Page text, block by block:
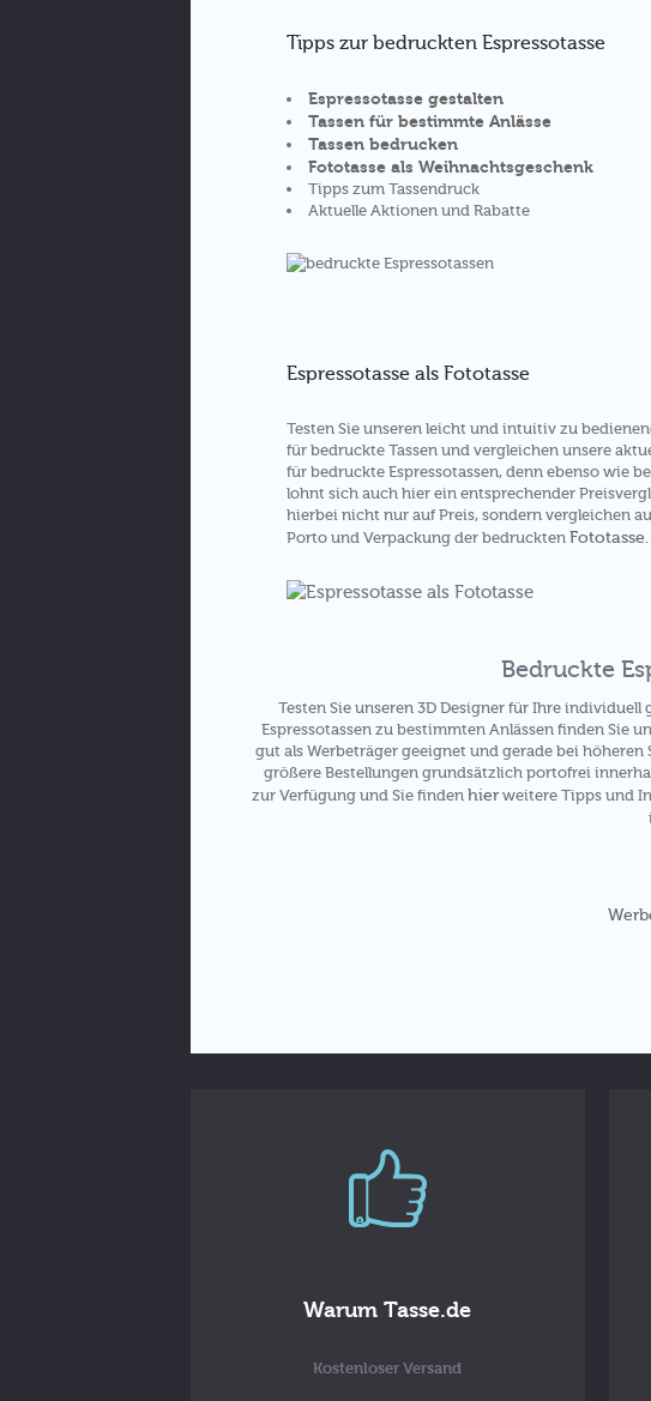
Tipps zur bedruckten Espressotasse
Espressotasse gestalten
Tassen für bestimmte Anlässe
Tassen bedrucken
Fototasse als Weihnachtsgeschenk
Tipps zum Tassendruck
Aktuelle Aktionen und Rabatte
Espressotasse als Fototasse
Testen Sie unseren leicht und intuitiv zu
für bedruckte Tassen und vergleichen unsere
für bedruckte Espressotassen, denn ebenso wie
lohnt sich auch hier ein entsprechender
hierbei nicht nur auf Preis, sondern vergleichen
Porto und Verpackung der bedruckten Fototasse
Bedruckte
Testen Sie unseren 3D Designer für Ihre
Espressotassen zu bestimmten Anlässen finden Sie
gut als Werbeträger geeignet und gerade bei
größere Bestellungen grundsätzlich portofrei
zur Verfügung und Sie finden hier weitere Tipps und
Warum Tasse.de
Kostenloser Versand